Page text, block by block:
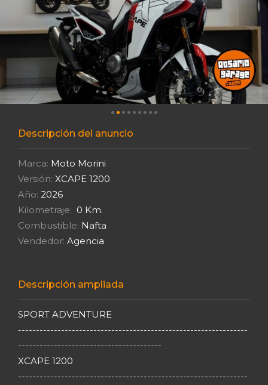
Descripción del anuncio
Marca: Moto Morini
Versión: XCAPE 1200
Año: 2026
Kilometraje: 0 Km.
Combustible: Nafta
Vendedor: Agencia
Descripción ampliada
SPORT ADVENTURE
----------------------------------------------------------------
----------------------------------------
XCAPE 1200
----------------------------------------------------------------